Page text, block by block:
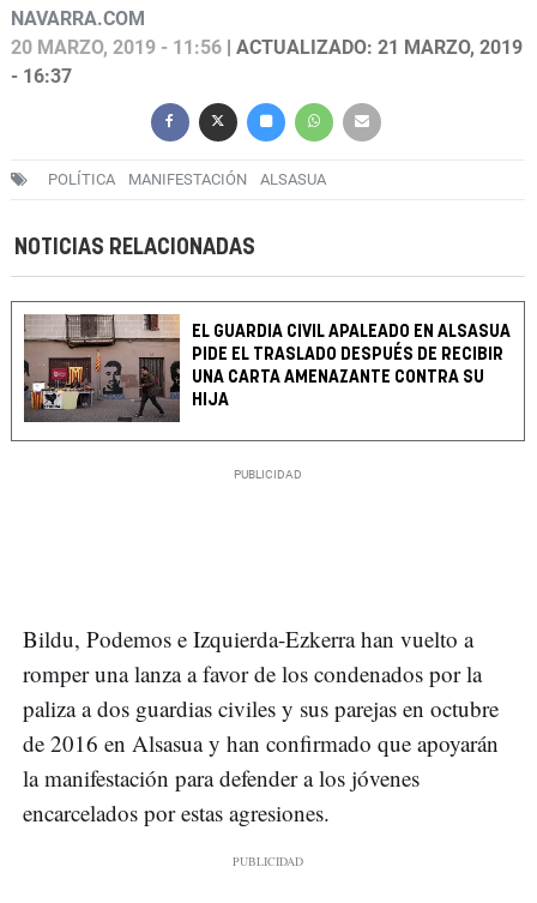
NAVARRA.COM
20 MARZO, 2019 - 11:56 | ACTUALIZADO: 21 MARZO, 2019
- 16:37
POLÍTICA MANIFESTACIÓN ALSASUA
NOTICIAS RELACIONADAS
EL GUARDIA CIVIL APALEADO EN ALSASUA
PIDE EL TRASLADO DESPUÉS DE RECIBIR
UNA CARTA AMENAZANTE CONTRA SU
HIJA
Bildu, Podemos e Izquierda-Ezkerra han vuelto a
romper una lanza a favor de los condenados por la
paliza a dos guardias civiles y sus parejas en octubre
de 2016 en Alsasua y han confirmado que apoyarán
la manifestación para defender a los jóvenes
encarcelados por estas agresiones.